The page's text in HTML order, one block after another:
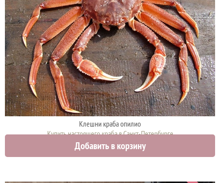
Клешни краба опилио
Купить настоящего краба в Санкт-Петербурге
6100 руб.
Добавить в корзину